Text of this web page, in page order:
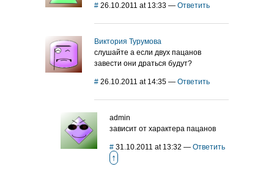
# 26.10.2011 at 13:33 — Ответить
Виктория Турумова
слушайте а если двух пацанов
завести они драться будут?
# 26.10.2011 at 14:35 — Ответить
admin
зависит от характера пацанов
# 31.10.2011 at 13:32 — Ответить
↑